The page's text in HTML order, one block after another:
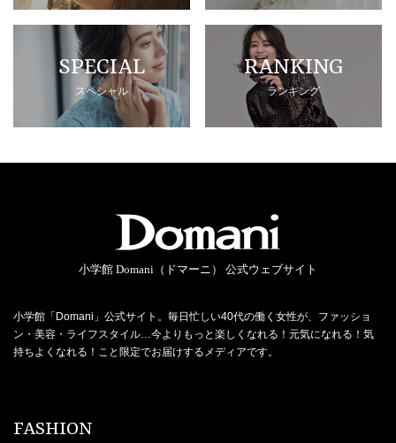
SPECIAL
スペシャル
RANKING
ランキング
小学館 Domani（ドマーニ） 公式ウェブサイト
小学館「Domani」公式サイト。毎日忙しい40代の働く女性が、ファッショ
ン・美容・ライフスタイル…今よりもっと楽しくなれる！元気になれる！気
持ちよくなれる！こと限定でお届けするメディアです。
FASHION